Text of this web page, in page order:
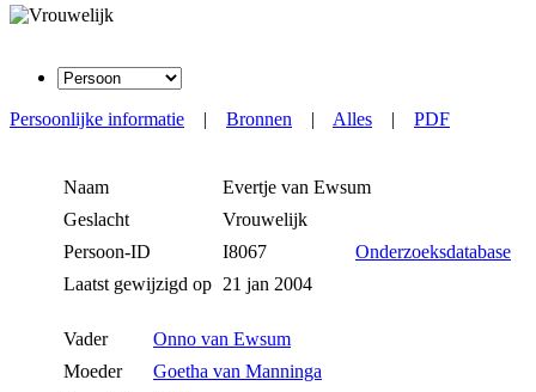
Persoonlijke informatie | Bronnen | Alles | PDF
Naam Evertje van Ewsum
Geslacht
Vrouwelijk
Persoon-ID
I8067
Onderzoeksdatabase
Laatst gewijzigd op 21 jan 2004
Vader
Onno van Ewsum
Moeder
Goetha van Manninga